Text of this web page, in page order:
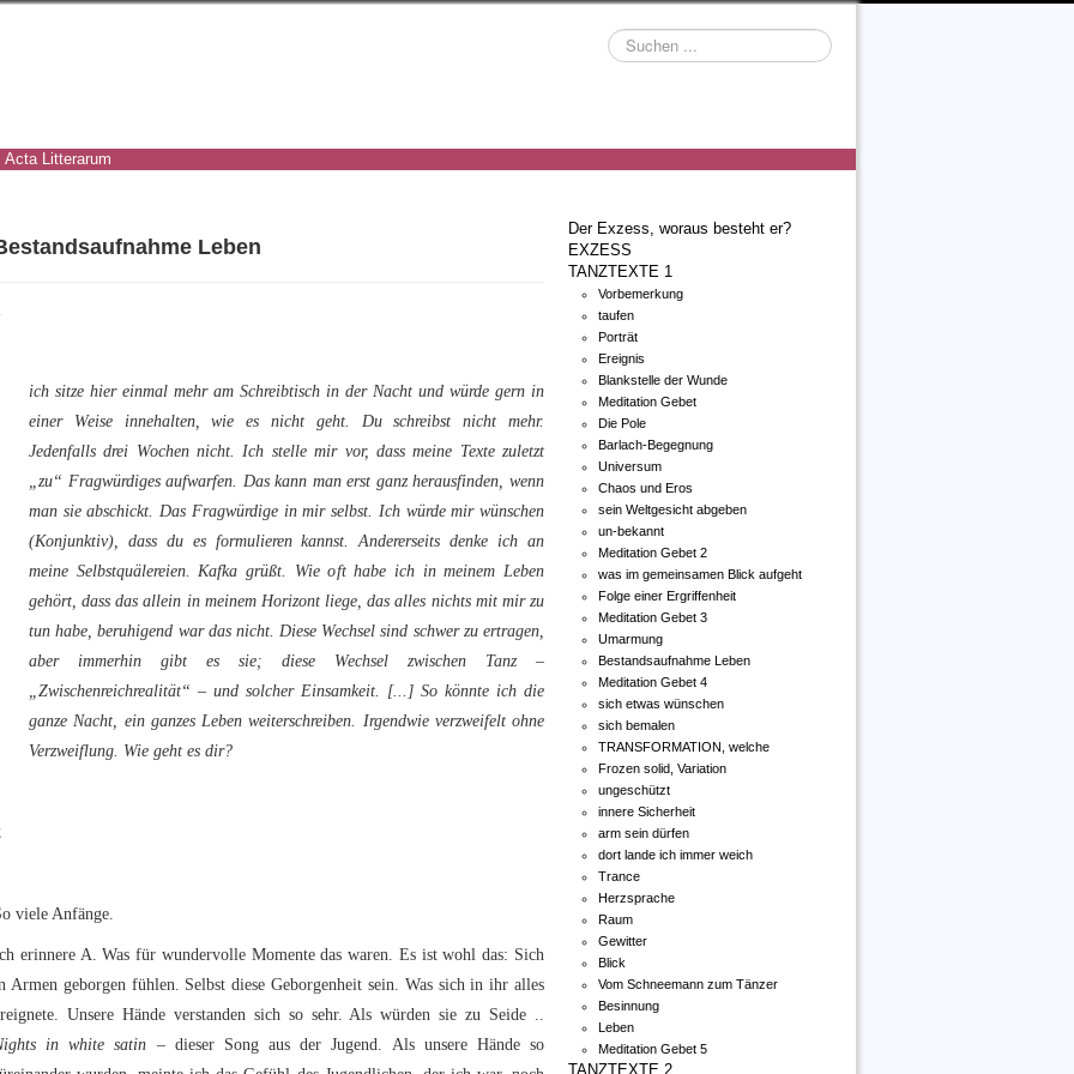
Suchen
...
Acta Litterarum
Leben
ich sitze hier einmal mehr am Schreibtisch in der Nacht und würde gern in
einer Weise innehalten, wie es nicht geht. Du schreibst nicht mehr.
Jedenfalls drei Wochen nicht. Ich stelle mir vor, dass meine Texte zuletzt
„zu“ Fragwürdiges aufwarfen. Das kann man erst ganz herausfinden, wenn
man sie abschickt. Das Fragwürdige in mir selbst. Ich würde mir wünschen
(Konjunktiv), dass du es formulieren kannst. Andererseits denke ich an
meine Selbstquälereien. Kafka grüßt. Wie oft habe ich in meinem Leben
gehört, dass das allein in meinem Horizont liege, das alles nichts mit mir zu
tun habe, beruhigend war das nicht. Diese Wechsel sind schwer zu ertragen,
aber immerhin gibt es sie; diese Wechsel zwischen Tanz –
„Zwischenreichrealität“ – und solcher Einsamkeit. [...] So könnte ich die
ganze Nacht, ein ganzes Leben weiterschreiben. Irgendwie verzweifelt ohne
Verzweiflung. Wie geht es dir?
viele Anfänge.
erinnere A. Was für wundervolle Momente das waren. Es ist wohl das: Sich
Armen geborgen fühlen. Selbst diese Geborgenheit sein. Was sich in ihr alles
Unsere Hände verstanden sich so sehr. Als würden sie zu Seide ..
in white satin – dieser Song aus der Jugend. Als unsere Hände so
Der Exzess, woraus besteht er?
EXZESS
TANZTEXTE 1
Vorbemerkung
taufen
Porträt
Ereignis
Blankstelle der Wunde
Meditation Gebet
Die Pole
Barlach-Begegnung
Universum
Chaos und Eros
sein Weltgesicht abgeben
un-bekannt
Meditation Gebet 2
was im gemeinsamen Blick aufgeht
Folge einer Ergriffenheit
Meditation Gebet 3
Umarmung
Bestandsaufnahme Leben
Meditation Gebet 4
sich etwas wünschen
sich bemalen
TRANSFORMATION, welche
Frozen solid, Variation
ungeschützt
innere Sicherheit
arm sein dürfen
dort lande ich immer weich
Trance
Herzsprache
Raum
Gewitter
Blick
Vom Schneemann zum Tänzer
Besinnung
Leben
Meditation Gebet 5
TANZTEXTE 2